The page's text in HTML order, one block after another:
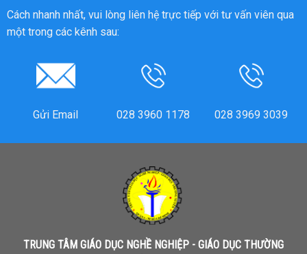
Cách nhanh nhất, vui lòng liên hệ trực tiếp với tư vấn viên qua
một trong các kênh sau:
Gửi Email 028 3960 1178 028 3969 3039
TRUNG TÂM GIÁO DỤC NGHỀ NGHIỆP - GIÁO DỤC THƯỜNG